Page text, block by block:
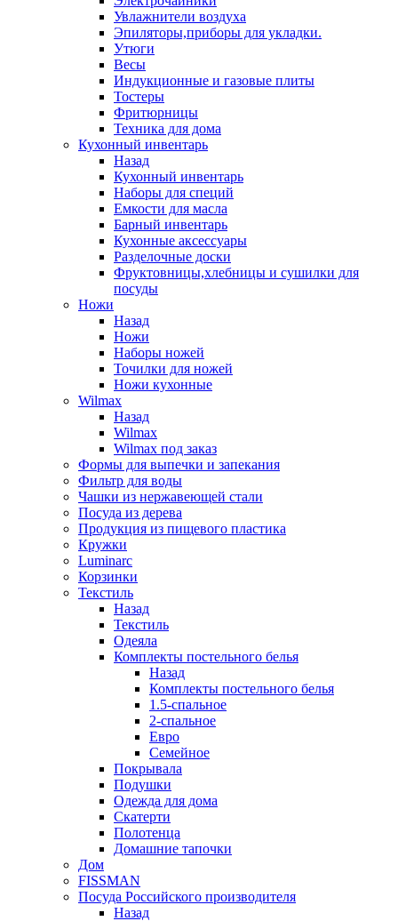
Увлажнители воздуха
Эпиляторы,приборы для укладки.
Утюги
Весы
Индукционные и газовые плиты
Тостеры
Фритюрницы
Техника для дома
Кухонный инвентарь
Назад
Кухонный инвентарь
Наборы для специй
Емкости для масла
Барный инвентарь
Кухонные аксессуары
Разделочные доски
Фруктовницы,хлебницы и сушилки для
посуды
Ножи
Назад
Ножи
Наборы ножей
Точилки для ножей
Ножи кухонные
Wilmax
Назад
Wilmax
Wilmax под заказ
Формы для выпечки и запекания
Фильтр для воды
Чашки из нержавеющей стали
Посуда из дерева
Продукция из пищевого пластика
Кружки
Luminarc
Корзинки
Текстиль
Назад
Текстиль
Одеяла
Комплекты постельного белья
Назад
Комплекты постельного белья
1.5-спальное
2-спальное
Евро
Семейное
Покрывала
Подушки
Одежда для дома
Скатерти
Полотенца
Домашние тапочки
Дом
FISSMAN
Посуда Российского производителя
Назад